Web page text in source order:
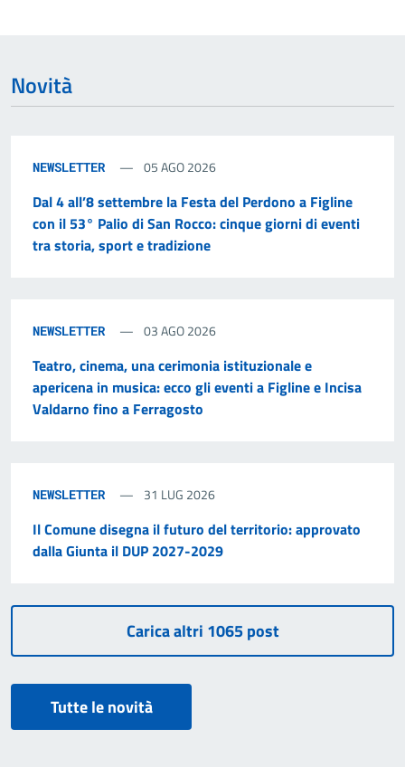
Novità
NEWSLETTER 05 AGO 2026
Dal 4 all’8 settembre la Festa del Perdono a Figline
con il 53° Palio di San Rocco: cinque giorni di eventi
tra storia, sport e tradizione
NEWSLETTER 03 AGO 2026
Teatro, cinema, una cerimonia istituzionale e
apericena in musica: ecco gli eventi a Figline e Incisa
Valdarno fino a Ferragosto
NEWSLETTER 31 LUG 2026
Il Comune disegna il futuro del territorio: approvato
dalla Giunta il DUP 2027-2029
Tutte le novità